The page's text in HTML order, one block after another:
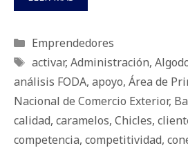
Categorías
Emprendedores
Etiquetas
activar, Administración,
análisis FODA, apoyo, Área de
Nacional de Comercio Exterior,
calidad, caramelos, Chicles,
competencia, competitividad,